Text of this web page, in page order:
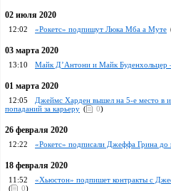
02 июля 2020
12:02 «Рокетс» подпишут Люка Мба а Муте
03 марта 2020
13:10 Майк Д’Антони и Майк Буденхольцер
01 марта 2020
12:05
Джеймс Харден вышел на 5-е место в
попаданий за карьеру ( 0)
26 февраля 2020
12:22 «Рокетс» подписали Джеффа Грина до
18 февраля 2020
11:52
«Хьюстон» подпишет контракты с
(
0)